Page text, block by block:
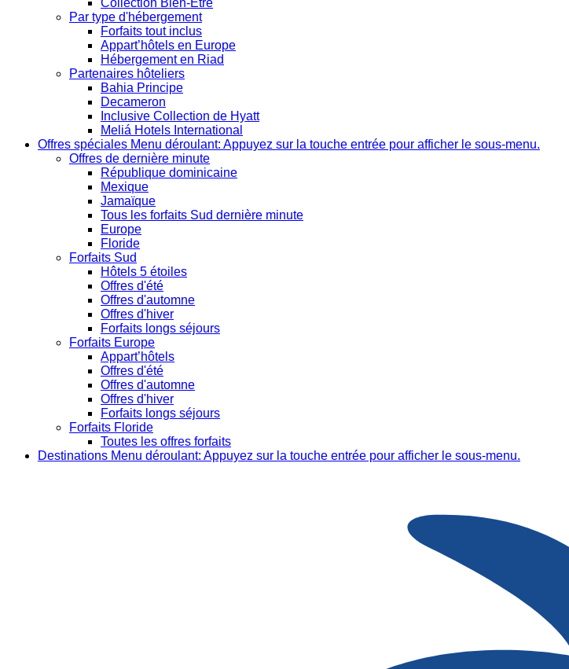
Collection Bien-Être
Par type d'hébergement
Forfaits tout inclus
Appart’hôtels en Europe
Hébergement en Riad
Partenaires hôteliers
Bahia Principe
Decameron
Inclusive Collection de Hyatt
Meliá Hotels International
Offres spéciales Menu déroulant: Appuyez sur la touche entrée pour afficher le sous-menu.
Offres de dernière minute
République dominicaine
Mexique
Jamaïque
Tous les forfaits Sud dernière minute
Europe
Floride
Forfaits Sud
Hôtels 5 étoiles
Offres d'été
Offres d'automne
Offres d'hiver
Forfaits longs séjours
Forfaits Europe
Appart’hôtels
Offres d'été
Offres d'automne
Offres d'hiver
Forfaits longs séjours
Forfaits Floride
Toutes les offres forfaits
Destinations Menu déroulant: Appuyez sur la touche entrée pour afficher le sous-menu.